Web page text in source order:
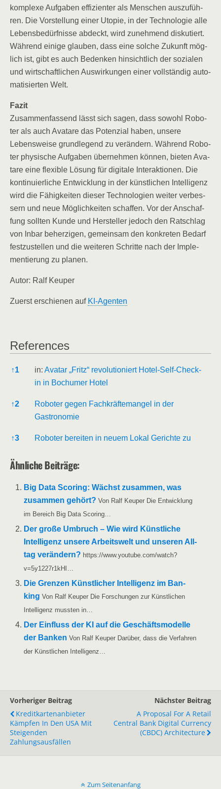
kom­ple­xe Auf­ga­ben effi­zi­en­ter als Men­schen aus­zu­füh­
ren. Die Vor­stel­lung einer Uto­pie, in der Tech­no­lo­gie alle
Lebens­be­dürf­nis­se abdeckt, wird zuneh­mend dis­ku­tiert.
Wäh­rend eini­ge glau­ben, dass eine sol­che Zukunft mög­
lich ist, gibt es auch Beden­ken hin­sicht­lich der sozia­len
und wirt­schaft­li­chen Aus­wir­kun­gen einer voll­stän­dig auto­
ma­ti­sier­ten Welt.
Fazit
Zusam­men­fas­send lässt sich sagen, dass sowohl Robo­
ter als auch Ava­tare das Poten­zi­al haben, unse­re
Lebens­wei­se grund­le­gend zu ver­än­dern. Wäh­rend Robo­
ter phy­si­sche Auf­ga­ben über­neh­men kön­nen, bie­ten Ava­
tare eine fle­xi­ble Lösung für digi­ta­le Inter­ak­tio­nen. Die
kon­ti­nu­ier­li­che Ent­wick­lung in der künst­li­chen Intel­li­genz
wird die Fähig­kei­ten die­ser Tech­no­lo­gien wei­ter ver­bes­
sern und neue Mög­lich­kei­ten schaf­fen. Vor der Anschaf­
fung soll­ten Kun­de und Her­stel­ler jedoch den Rat­schlag
von Inbar beher­zi­gen, gemein­sam den kon­kre­ten Bedarf
fest­zu­stel­len und die wei­te­ren Schrit­te nach der Imple­
men­tie­rung zu planen.
Autor: Ralf Keuper
Zuerst erschie­nen auf KI-Agen­ten
Refe­ren­ces
Refe­ren­ces
↑1 in: Ava­tar „Fritz“ revo­lu­tio­niert Hotel-Self-Check-
in in Bochu­mer Hotel
↑2
Robo­ter gegen Fach­kräf­te­man­gel in der
Gastronomie
↑3 Robo­ter berei­ten in neu­em Lokal Gerich­te zu
Ähn­li­che Beiträge:
Big Data Scoring: Wächst zusam­men, was
zusam­men gehört? Von Ralf Keu­per Die Ent­wick­lung
im Bereich Big Data Scoring…
Der gro­ße Umbruch – Wie wird Künst­li­che
Intel­li­genz unse­re Arbeits­welt und unse­ren All­
tag ver­än­dern? https://www.youtube.com/watch?
v=5y1227r1kHI…
Die Gren­zen Künst­li­cher Intel­li­genz im Ban­
king Von Ralf Keu­per Die For­schun­gen zur Künst­li­chen
Intel­li­genz muss­ten in…
Der Ein­fluss der KI auf die Geschäfts­mo­del­le
der Ban­ken Von Ralf Keu­per Dar­über, dass die Ver­fah­ren
der Künst­li­chen Intelligenz…
Vorheriger Beitrag
Kreditkartenanbieter
Kämpfen In Den USA Mit
Steigenden
Zahlungsausfällen
Nächster Beitrag
A Proposal For A Retail
Central Bank Digital Currency
(CBDC) Architecture
Zum Seitenanfang